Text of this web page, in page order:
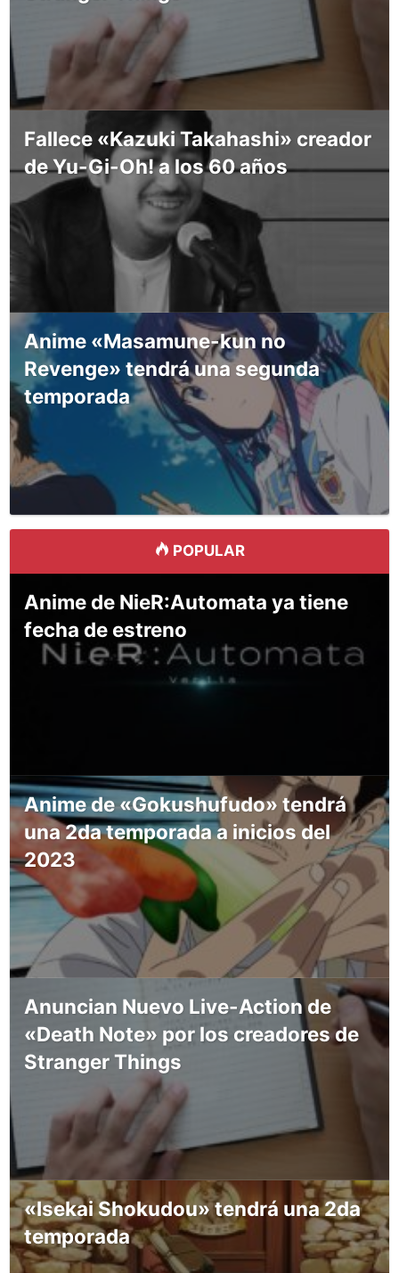
Fallece «Kazuki Takahashi» creador
de Yu-Gi-Oh! a los 60 años
Anime «Masamune-kun no
Revenge» tendrá una segunda
temporada
POPULAR
Anime de NieR:Automata ya tiene
fecha de estreno
Anime de «Gokushufudo» tendrá
una 2da temporada a inicios del
2023
Anuncian Nuevo Live-Action de
«Death Note» por los creadores de
Stranger Things
«Isekai Shokudou» tendrá una 2da
temporada